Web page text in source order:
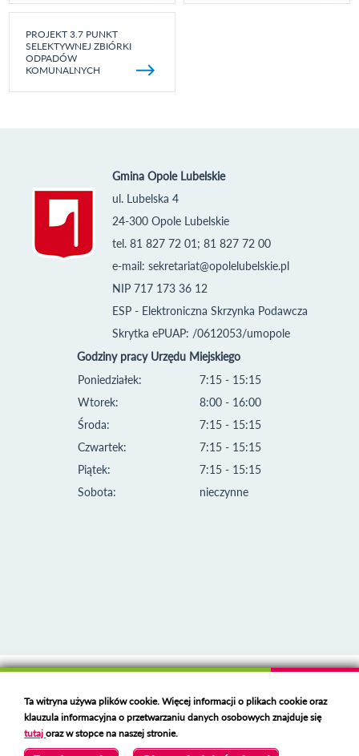
PROJEKT 3.7 PUNKT
SELEKTYWNEJ ZBIÓRKI
ODPADÓW
KOMUNALNYCH
Gmina Opole Lubelskie
ul. Lubelska 4
24-300 Opole Lubelskie
tel. 81 827 72 01; 81 827 72 00
e-mail: sekretariat@opolelubelskie.pl
NIP 717 173 36 12
ESP - Elektroniczna Skrzynka Podawcza
Skrytka ePUAP: /0612053/umopole
Godziny pracy Urzędu Miejskiego
Poniedziałek:
Wtorek:
Środa:
Czwartek:
Piątek:
Sobota:
7:15 - 15:15
8:00 - 16:00
7:15 - 15:15
7:15 - 15:15
7:15 - 15:15
nieczynne
Deklaracja dostępności
Polski serwer RBLhttps://polspam.pl/
Copyright 2023 Urząd Miejski w Opolu Lubelskim
Ta witryna używa plików cookie. Więcej informacji o plikach cookie oraz
klauzula informacyjna o przetwarzaniu danych osobowych znajduje się
tutajoraz w stopce na naszej stronie.